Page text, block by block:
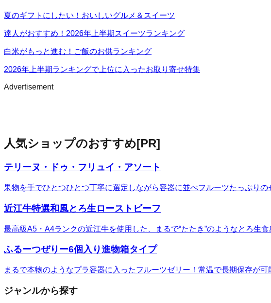
夏のギフトにしたい！おいしいグルメ＆スイーツ
達人がおすすめ！2026年上半期スイーツランキング
白米がもっと進む！ご飯のお供ランキング
2026年上半期ランキングで上位に入ったお取り寄せ特集
Advertisement
人気ショップのおすすめ[PR]
テリーヌ・ドゥ・フリュイ・アソート
果物を手でひとつひとつ丁寧に選定しながら容器に並べフルーツたっぷり
近江牛特選和風とろ生ローストビーフ
最高級A5・A4ランクの近江牛を使用した、まるで“たたき”のようなとろ生
ふるーつぜりー6個入り進物箱タイプ
まるで本物のようなプラ容器に入ったフルーツゼリー！常温で長期保存が可
ジャンルから探す